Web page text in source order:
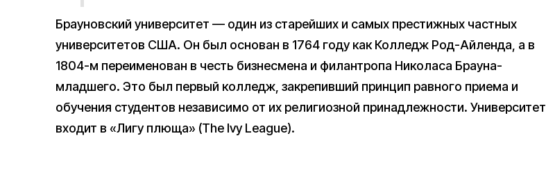
Брауновский университет — один из старейших и самых престижных частных
университетов США. Он был основан в 1764 году как Колледж Род-Айленда, а в
1804-м переименован в честь бизнесмена и филантропа Николаса Брауна-
младшего. Это был первый колледж, закрепивший принцип равного приема и
обучения студентов независимо от их религиозной принадлежности. Университет
входит в «Лигу плюща» (The Ivy League).